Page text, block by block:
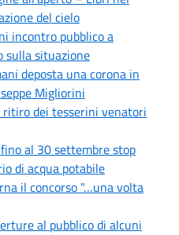
del cielo
incontro pubblico a
sulla situazione
deposta una corona in
Migliorini
ritiro dei tesserini venatori
al 30 settembre stop
di acqua potabile
il concorso "…una volta
al pubblico di alcuni